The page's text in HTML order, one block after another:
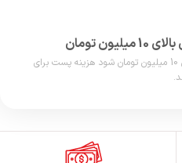
تومان
چنان چه جمع صورت حساب شما بالای 10 میلیون تومان شود هزینه پست برای